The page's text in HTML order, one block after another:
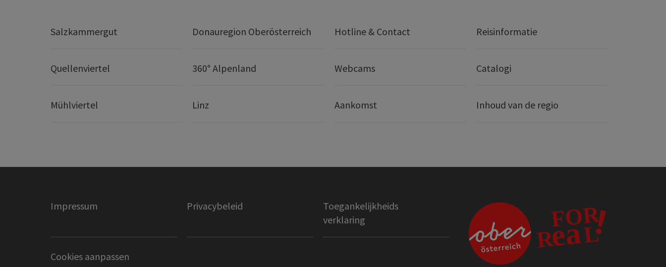
Salzkammergut Donauregion Oberösterreich
Quellenviertel 360° Alpenland
Mühlviertel Linz
Hotline & Contact Reisinformatie
Webcams Catalogi
Aankomst Inhoud van de regio
Impressum Privacybeleid
Toegankelijkheids
verklaring
Cookies aanpassen